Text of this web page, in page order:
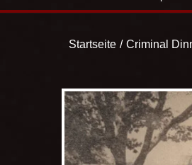
Startseite Criminal